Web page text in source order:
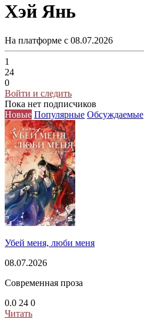
Хэй Янь
На платформе с 08.07.2026
1
24
0
Войти и следить
Пока нет подписчиков
Новые Популярные Обсуждаемые
Убей меня, люби меня
08.07.2026
Современная проза
0.0 24 0
Читать